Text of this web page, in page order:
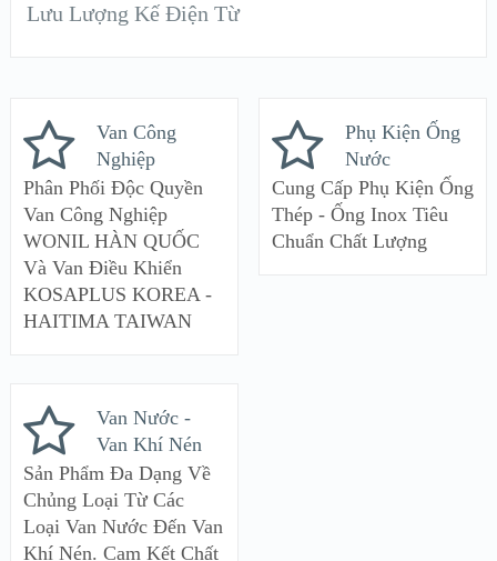
Lưu Lượng Kế Điện Từ
Van Công
Nghiệp
Phân Phối Độc Quyền
Van Công Nghiệp
WONIL HÀN QUỐC
Và Van Điều Khiển
KOSAPLUS KOREA -
HAITIMA TAIWAN
Phụ Kiện Ống
Nước
Cung Cấp Phụ Kiện Ống
Thép - Ống Inox Tiêu
Chuẩn Chất Lượng
Van Nước -
Van Khí Nén
Sản Phẩm Đa Dạng Về
Chủng Loại Từ Các
Loại Van Nước Đến Van
Khí Nén. Cam Kết Chất